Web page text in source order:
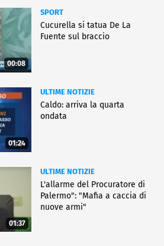
00:08
SPORT
Cucurella si tatua De La
Fuente sul braccio
01:24
ULTIME NOTIZIE
Caldo: arriva la quarta
ondata
01:37
ULTIME NOTIZIE
L'allarme del Procuratore di
Palermo": "Mafia a caccia di
nuove armi"